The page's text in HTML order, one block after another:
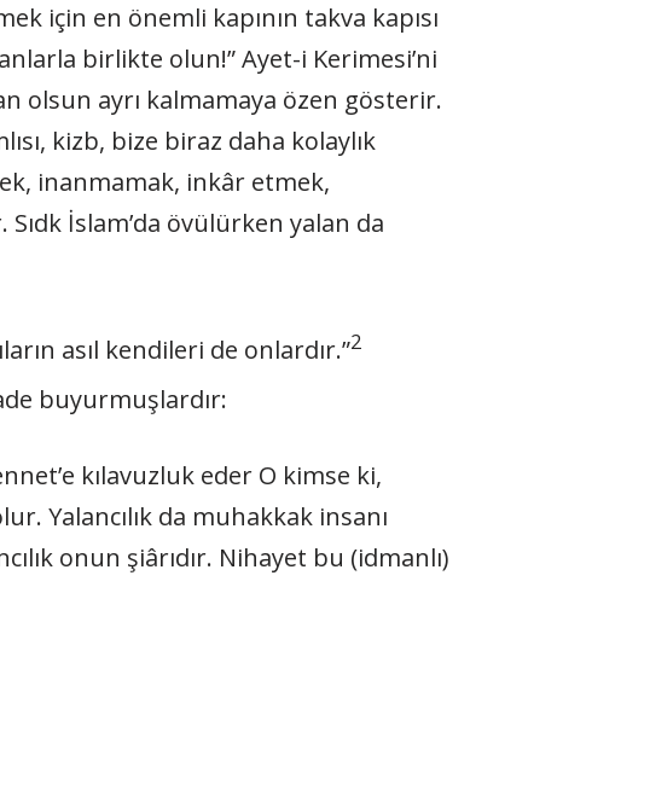
için en önemli kapının takva kapısı
bir­likte olun!” Ayet-i Kerimesi’ni
olsun ayrı kalmamaya özen gösterir.
kizb, bize biraz daha ko­laylık
inanmamak, inkâr etmek,
İslam’da övülürken yalan da
asıl kendileri de onlardır.”2
buyurmuşlardır:
kılavuzluk eder O kimse ki,
Yalancılık da muhakkak insanı
onun şiârıdır. Nihayet bu (idmanlı)